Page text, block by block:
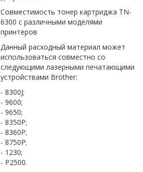
Совместимость тонер картриджа TN-
6300 с различными моделями
принтеров
Данный расходный материал может
использоваться совместно со
следующими лазерными печатающими
устройствами Brother:
- 8300J;
- 9600;
- 9650;
- 8350P;
- 8360P;
- 8750P;
- 1230;
- P2500.